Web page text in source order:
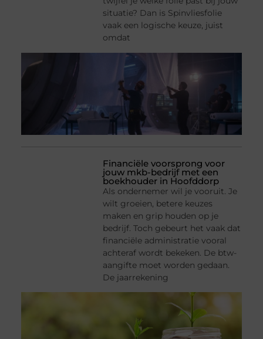
situatie? Dan is Spinvliesfolie
vaak een logische keuze, juist
omdat
Financiële voorsprong voor
jouw mkb-bedrijf met een
boekhouder in Hoofddorp
Als ondernemer wil je vooruit. Je
wilt groeien, betere keuzes
maken en grip houden op je
bedrijf. Toch gebeurt het vaak dat
financiële administratie vooral
achteraf wordt bekeken. De btw-
aangifte moet worden gedaan.
De jaarrekening